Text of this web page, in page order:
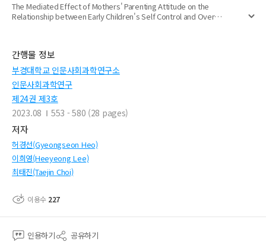
The Mediated Effect of Mothers' Parenting Attitude on the
Relationship between Early Children's Self Control and Over
간행물 정보
부경대학교 인문사회과학연구소
인문사회과학연구
제24권 제3호
2023.08
553 - 580 (28 pages)
저자
허경선(Gyeongseon Heo)
이희영(Heeyeong Lee)
최태진(Taejin Choi)
이용수 227
인용하기 공유하기